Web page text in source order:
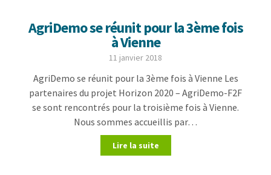
AgriDemo se réunit pour la 3ème fois
à Vienne
11 janvier 2018
AgriDemo se réunit pour la 3ème fois à Vienne Les
partenaires du projet Horizon 2020 – AgriDemo-F2F
se sont rencontrés pour la troisième fois à Vienne.
Nous sommes accueillis par…
Lire la suite